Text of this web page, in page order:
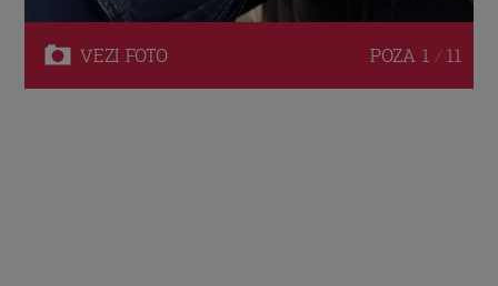
VEZI FOTO POZA 1 / 11